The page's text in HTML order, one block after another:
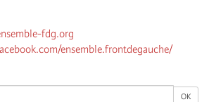
OK
fdg.org
ensemble.frontdegauche/